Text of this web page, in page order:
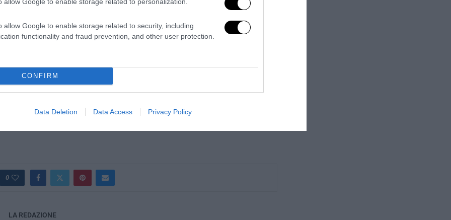
allow Google to enable storage related to security, including
functionality and fraud prevention, and other user protection.
CONFIRM
Data Deletion Data Access Privacy Policy
0
LA REDAZIONE